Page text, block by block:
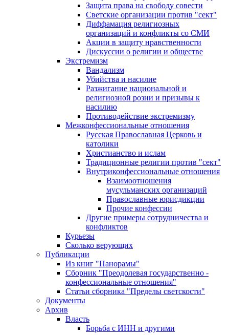
Защита права на свободу совести
Светские организации против "сект"
Диффамация религиозных
организаций и конфликты со СМИ
Акции в защиту нравственности
Дискуссии о религии и обществе
Экстремизм
Вандализм
Убийства и насилие
Разжигание национальной и
религиозной розни и призывы к
насилию
Противодействие экстремизму
Межконфессиональные отношения
Русская Православная Церковь и
католики
Христианство и ислам
Традиционные религии против "сект"
Внутриконфессиональные отношения
Взаимоотношения
мусульманских организаций
Православные юрисдикции
Прочие конфессии
Другие примеры сотрудничества и
конфликтов
Курьезы
Сколько верующих
Публикации
Из книг "Панорамы"
Сборник "Преодолевая государственно -
конфессиональные отношения"
Статьи сборника "Пределы светскости"
Документы
Архив
Власть
Борьба с ИНН и другими